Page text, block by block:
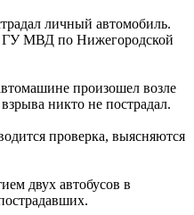
личный автомобиль.
ГУ МВД по Нижегородской
произошел возле
никто не пострадал.
проверка, выясняются
двух автобусов в